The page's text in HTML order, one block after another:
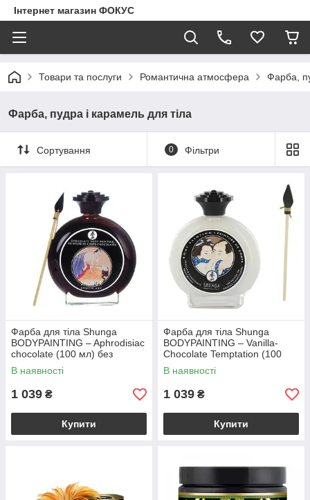
Інтернет магазин ФОКУС
Товари та послуги Романтична атмосфера Фарба,
Фарба, пудра і карамель для тіла
Сортування 0 Фільтри
Фарба для тіла Shunga
BODYPAINTING – Aphrodisiac
chocolate (100 мл) без
глютену та парабенів
В наявності
1 039 ₴
Купити
Фарба для тіла Shunga
BODYPAINTING – Vanilla-
Chocolate Temptation (100
мл) без глютену та парабенів
В наявності
1 039 ₴
Купити